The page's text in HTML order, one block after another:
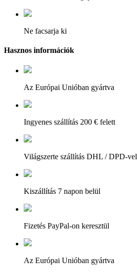
Ne facsarja ki
Hasznos információk
Az Európai Unióban gyártva
Ingyenes szállítás 200 € felett
Világszerte szállítás DHL / DPD-vel
Kiszállítás 7 napon belül
Fizetés PayPal-on keresztül
Az Európai Unióban gyártva